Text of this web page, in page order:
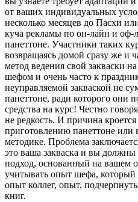
от ваших индивидуальных
несколько месяцев до Пасхи
куча рекламы по он-лайн и оф-
панеттоне. Участники таких
возвращаясь домой сразу же и
метод ведения свой закваски
шефом и очень часто к
неуправляемой закваской не
панеттоне, ради которого они
средства на курс! Честно
не редкость. И причина
приготовлению панеттоне или
методике. Проблема
это ваша закваска и вы
подход, основанный на вашем
учитывать опыт шефа, который
опыт коллег, опыт,
книг.